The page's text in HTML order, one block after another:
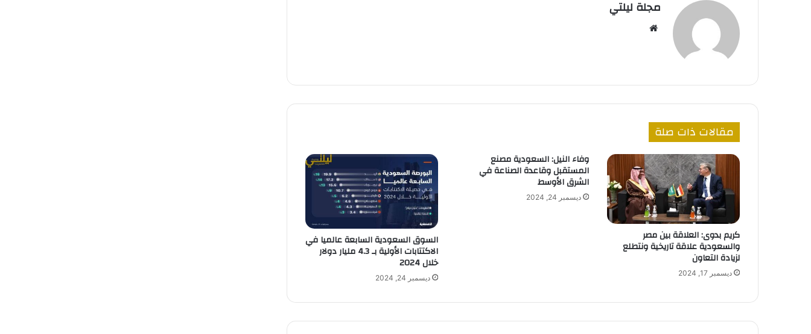
مجلة ليلتي
مقالات ذات صلة
كريم بدوى: العلاقة بين مصر
والسعودية علاقة تاريخية ونتطلع
لزيادة التعاون
ديسمبر 17, 2024
وفاء النيل: السعودية مصنع
المستقبل وقاعدة الصناعة في
الشرق الأوسط
ديسمبر 24, 2024
السوق السعودية السابعة عالميا في
الاكتتابات الأولية بـ 4.3 مليار دولار
خلال 2024
ديسمبر 24, 2024